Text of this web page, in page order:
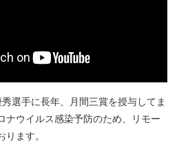
選手に長年、月間三賞を授与してま
ナウイルス感染予防のため、リモー
ます。